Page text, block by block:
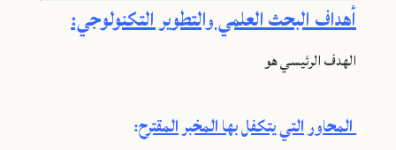
أهداف البحث العلمي والتطوير التكنولوجي:
الهدف الرئيسي هو
المحاور التي يتكفل بها المخبر المقترح: